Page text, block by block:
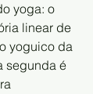
yoga: o
linear de
yoguico da
segunda é